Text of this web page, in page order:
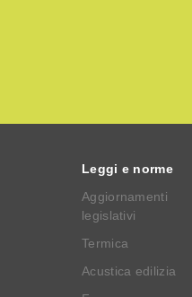
Leggi e norme
Aggiornamenti
legislativi
Termica
Acustica edilizia